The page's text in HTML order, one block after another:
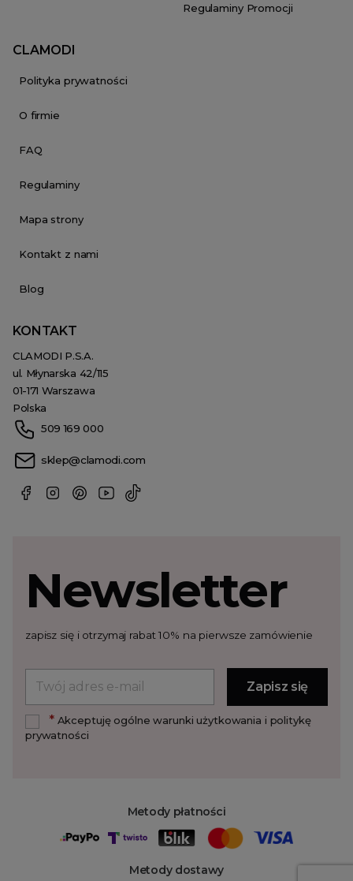
Regulaminy Promocji
CLAMODI
Polityka prywatności
O firmie
FAQ
Regulaminy
Mapa strony
Kontakt z nami
Blog
KONTAKT
CLAMODI P.S.A.
ul. Młynarska 42/115
01-171 Warszawa
Polska
509 169 000
sklep@clamodi.com
Metody płatności
Metody dostawy
Newsletter
zapisz się i otrzymaj rabat 10% na pierwsze zamówienie
*Akceptuję ogólne warunki użytkowania i politykę
prywatności